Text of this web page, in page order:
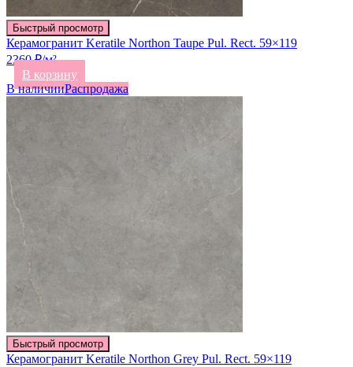
Быстрый просмотр
Керамогранит Keratile Northon Taupe Pul. Rect. 59×119
2360 ₽/м²
В корзину
В наличииРаспродажа
Быстрый просмотр
Керамогранит Keratile Northon Grey Pul. Rect. 59×119